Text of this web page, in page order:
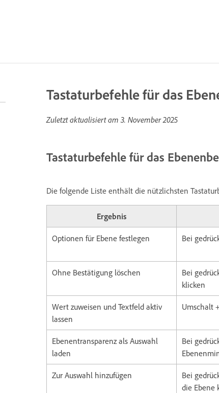
Tastaturbefehle für das
Zuletzt aktualisiert am 3. November 2025
Tastaturbefehle für das
Die folgende Liste enthält die nützlichsten
Ergebnis
Optionen für Ebene festlegen Bei
Ohne Bestätigung löschen
Bei
klicken
Wert zuweisen und Textfeld aktiv
lassen
Umschalt
Ebenentransparenz als Auswahl
laden
Bei
Zur Auswahl hinzufügen
Bei
die Ebene